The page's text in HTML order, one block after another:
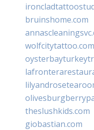
bruinshome.com
wolfcitytattoo.com
theslushkids.com
giobastian.com